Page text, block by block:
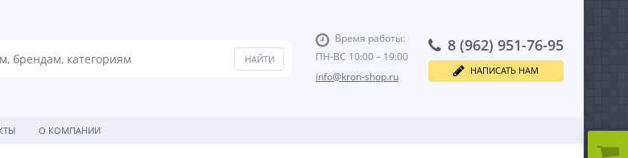
Время работы:
ПН-ВС 10:00 – 19:00
info@kron-shop.ru
8 (962) 951-76-95
НАПИСАТЬ НАМ
О КОМПАНИИ